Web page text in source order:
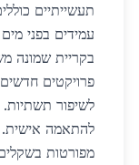
תעשייתיים
עמידים בפני
בקריית שמונה
פרויקטים
לשיפור תשתיות.
להתאמה אישית.
מפורטות